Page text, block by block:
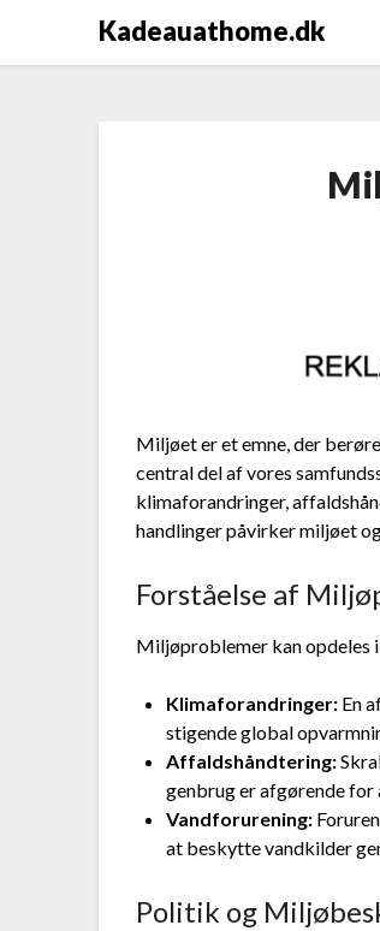
Kadeauathome.dk
Miljøet er et emne, der
central del af vores
klimaforandringer,
handlinger påvirker miljøet
Forståelse af
Miljøproblemer kan opdeles
Klimaforandringer: En
stigende global
Affaldshåndtering:
genbrug er afgørende
Vandforurening:
at beskytte vandkilder
Politik og